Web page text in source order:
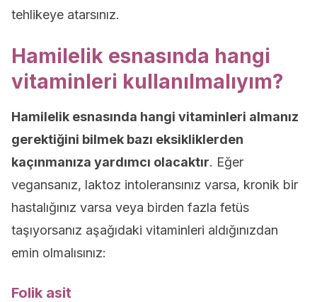
tehlikeye atarsınız.
Hamilelik esnasında hangi
vitaminleri kullanılmalıyım?
Hamilelik esnasında hangi vitaminleri almanız
gerektiğini bilmek bazı eksikliklerden
kaçınmanıza yardımcı olacaktır. Eğer
vegansanız, laktoz intoleransınız varsa, kronik bir
hastalığınız varsa veya birden fazla fetüs
taşıyorsanız aşağıdaki vitaminleri aldığınızdan
emin olmalısınız:
Folik asit